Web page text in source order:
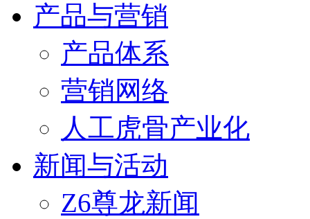
产品与营销
产品体系
营销网络
人工虎骨产业化
新闻与活动
Z6尊龙新闻